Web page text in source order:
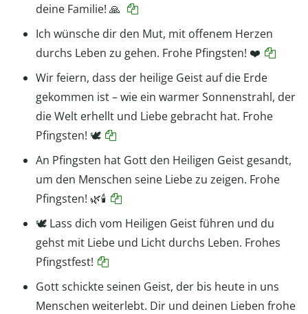
deine Familie! 🙏
Ich wünsche dir den Mut, mit offenem Herzen
durchs Leben zu gehen. Frohe Pfingsten! ❤️
Wir feiern, dass der heilige Geist auf die Erde
gekommen ist – wie ein warmer Sonnenstrahl, der
die Welt erhellt und Liebe gebracht hat. Frohe
Pfingsten! 🕊
An Pfingsten hat Gott den Heiligen Geist gesandt,
um den Menschen seine Liebe zu zeigen. Frohe
Pfingsten! 🌿🕯
🕊 Lass dich vom Heiligen Geist führen und du
gehst mit Liebe und Licht durchs Leben. Frohes
Pfingstfest!
Gott schickte seinen Geist, der bis heute in uns
Menschen weiterlebt. Dir und deinen Lieben frohe